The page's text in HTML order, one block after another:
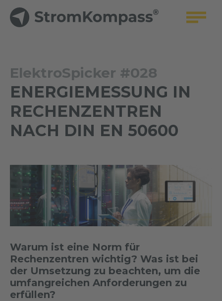
ElektroSpicker #028
ENERGIEMESSUNG IN
RECHENZENTREN
NACH DIN EN 50600
Warum ist eine Norm für
Rechenzentren wichtig? Was ist bei
der Umsetzung zu beachten, um die
umfangreichen Anforderungen zu
erfüllen?